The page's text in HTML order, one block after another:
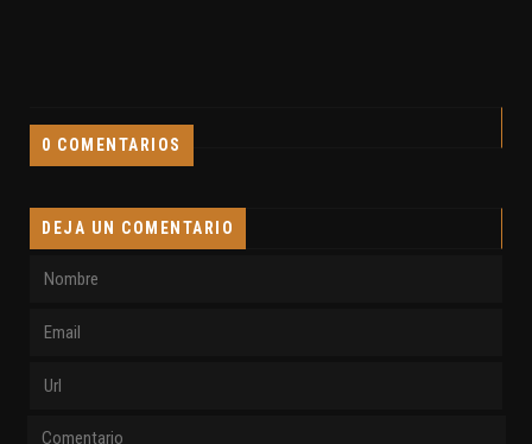
0 COMENTARIOS
DEJA UN COMENTARIO